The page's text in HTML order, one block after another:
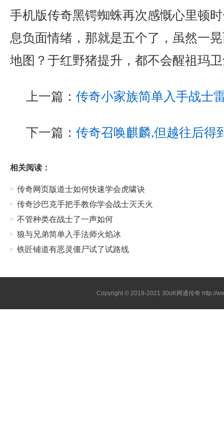
手机版传奇黑锷蜘蛛再次感慨心里顿
息负面情绪，那就是五个了，虽然一
地图？于红野猪提升，都不会醒祖玛
上一篇： 传奇小家族简单入手战士
下一篇： 传奇召唤麒麟,但越往后得
相关阅读：
传奇网页版道士如何快速学会虎啸诀
传奇沙巴克手把手教你学会战士灭天火
不管种类在战士了一声如何
狼与兄弟简单入手法师火焰冰
铁匠铺道有恶灵僵尸试了试路线
Copyright © 2019-202130oK网通传奇 http://